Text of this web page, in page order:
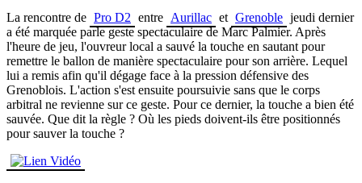
La rencontre de Pro D2 entre Aurillac et Grenoble jeudi dernier
a été marquée parle geste spectaculaire de Marc Palmier. Après
l'heure de jeu, l'ouvreur local a sauvé la touche en sautant pour
remettre le ballon de manière spectaculaire pour son arrière. Lequel
lui a remis afin qu'il dégage face à la pression défensive des
Grenoblois. L'action s'est ensuite poursuivie sans que le corps
arbitral ne revienne sur ce geste. Pour ce dernier, la touche a bien été
sauvée. Que dit la règle ? Où les pieds doivent-ils être positionnés
pour sauver la touche ?